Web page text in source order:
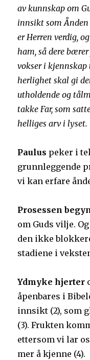
av kunnskap om
innsikt som Ånden
er Herren verdig,
ham, så dere
vokser i kjennskap
herlighet skal gi
utholdende og
takke Far, som
helliges arv i lyset.
Paulus peker i
grunnleggende
vi kan erfare
Prosessen
om Guds vilje.
den ikke
stadiene i
Ydmyke hjerter
åpenbares i
innsikt (2), som
(3). Frukten
ettersom vi lar
mer å kjenne (4).